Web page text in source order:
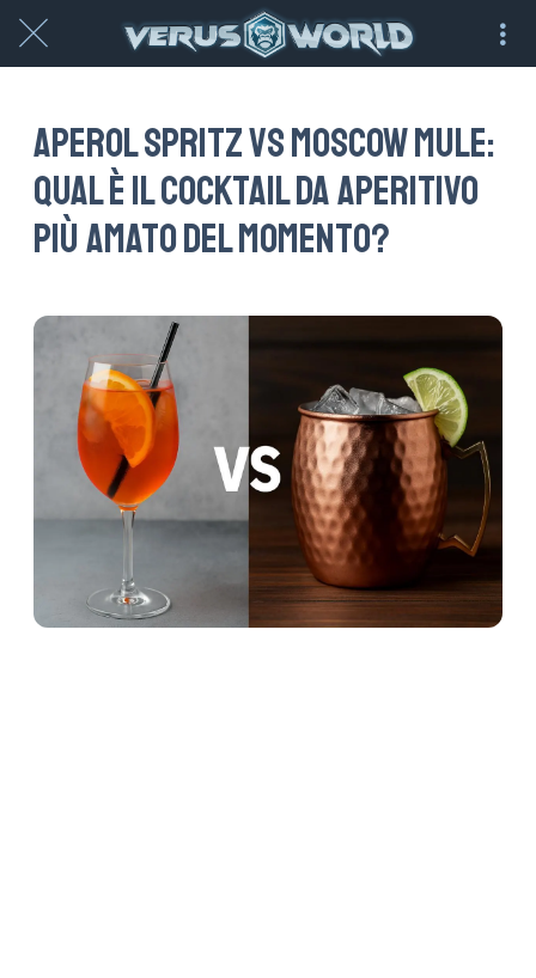
Aperol Spritz vs Moscow Mule:
qual è il cocktail da aperitivo
più amato del momento?